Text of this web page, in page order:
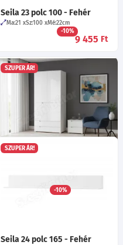
Seila 23 polc 100 - Fehér
Ma:21 Sz:100 Mé:22cm
-10%
9 455 Ft
SZUPER ÁR!
-10%
153 725
SZUPER ÁR!
Seila 24 polc 165 - Fehér